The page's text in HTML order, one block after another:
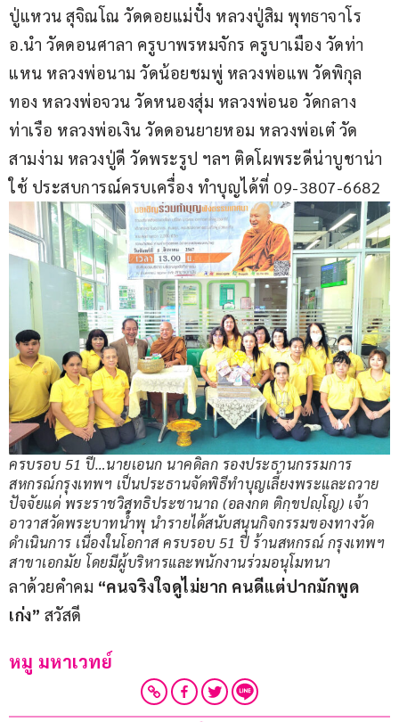
ปู่แหวน สุจิณโณ วัดดอยแม่ปั๋ง หลวงปู่สิม พุทธาจาโร
อ.นำ วัดดอนศาลา ครูบาพรหมจักร ครูบาเมือง วัดท่า
แหน หลวงพ่อนาม วัดน้อยชมพู่ หลวงพ่อแพ วัดพิกุล
ทอง หลวงพ่อจวน วัดหนองสุ่ม หลวงพ่อนอ วัดกลาง
ท่าเรือ หลวงพ่อเงิน วัดดอนยายหอม หลวงพ่อเต๋ วัด
สามง่าม หลวงปู่ดี วัดพระรูป ฯลฯ ติดโผพระดีน่าบูชาน่า
ใช้ ประสบการณ์ครบเครื่อง ทำบุญได้ที่ 09-3807-6682
ครบรอบ 51 ปี…นายเอนก นาคดิลก รองประธานกรรมการ
สหกรณ์กรุงเทพฯ เป็นประธานจัดพิธีทำบุญเลี้ยงพระและถวาย
ปัจจัยแด่ พระราชวิสุทธิประชานาถ (อลงกต ติกฺขปญฺโญ) เจ้า
อาวาสวัดพระบาทน้ำพุ นำรายได้สนับสนุนกิจกรรมของทางวัด
ดำเนินการ เนื่องในโอกาส ครบรอบ 51 ปี ร้านสหกรณ์ กรุงเทพฯ
สาขาเอกมัย โดยมีผู้บริหารและพนักงานร่วมอนุโมทนา
ลาด้วยคำคม “คนจริงใจดูไม่ยาก คนดีแต่ปากมักพูด
เก่ง” สวัสดี
หมู มหาเวทย์